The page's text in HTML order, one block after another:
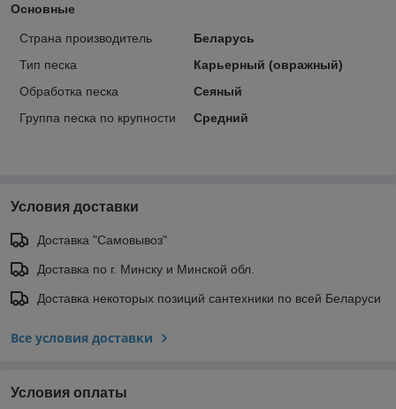
Основные
Страна производитель
Беларусь
Тип песка
Карьерный (овражный)
Обработка песка
Сеяный
Группа песка по крупности
Средний
Условия доставки
Доставка "Самовывоз"
Доставка по г. Минску и Минской обл.
Доставка некоторых позиций сантехники по всей Беларуси
Все условия доставки
Условия оплаты